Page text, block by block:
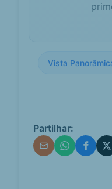
Baloiços em
Verifique
Pela Rota dos
Baloiços de
Torres
Vista
Partilhar: